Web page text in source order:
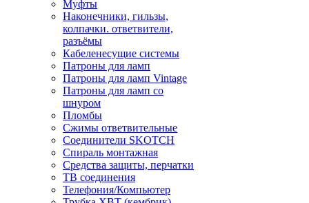
Муфты
Наконечники, гильзы,
колпачки. ответвители,
разъёмы
Кабеленесущие системы
Патроны для ламп
Патроны для ламп Vintage
Патроны для ламп со
шнуром
Пломбы
Сжимы ответвительные
Соединители SKOTCH
Спираль монтажная
Средства защиты, перчатки
ТВ соединения
Телефония/Компьютер